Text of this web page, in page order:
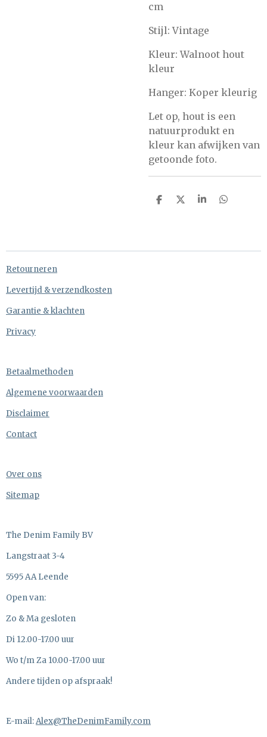
cm
Stijl: Vintage
Kleur: Walnoot hout
kleur
Hanger: Koper kleurig
Let op, hout is een
natuurprodukt en
kleur kan afwijken van
getoonde foto.
D
D
S
D
Retourneren
Levertijd & verzendkosten
Garantie & klachten
Privacy
Betaalmethoden
Algemene voorwaarden
Disclaimer
Contact
Over ons
Sitemap
The Denim Family BV
Langstraat 3-4
5595 AA Leende
Open van:
Zo & Ma gesloten
Di 12.00-17.00 uur
Wo t/m Za 10.00-17.00 uur
Andere tijden op afspraak!
E-mail:Alex@TheDenimFamily.com